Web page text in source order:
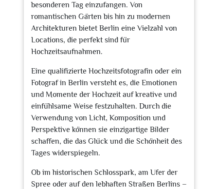
besonderen Tag einzufangen. Von
romantischen Gärten bis hin zu modernen
Architekturen bietet Berlin eine Vielzahl von
Locations, die perfekt sind für
Hochzeitsaufnahmen.
Eine qualifizierte Hochzeitsfotografin oder ein
Fotograf in Berlin versteht es, die Emotionen
und Momente der Hochzeit auf kreative und
einfühlsame Weise festzuhalten. Durch die
Verwendung von Licht, Komposition und
Perspektive können sie einzigartige Bilder
schaffen, die das Glück und die Schönheit des
Tages widerspiegeln.
Ob im historischen Schlosspark, am Ufer der
Spree oder auf den lebhaften Straßen Berlins –